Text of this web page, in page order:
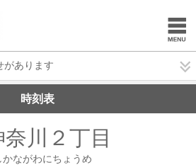
があります
時刻表
川２丁目
かながわにちょうめ